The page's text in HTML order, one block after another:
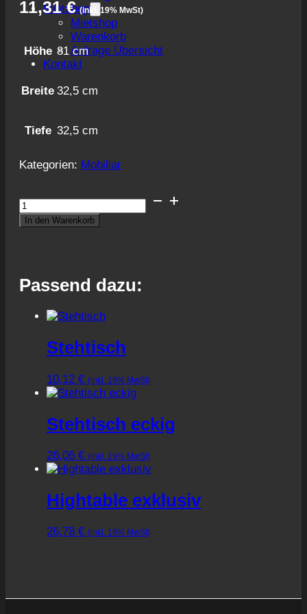
Mietshop
Mietshop
Warenkorb
Anfrage Übersicht
Kontakt
11,31€ (inkl. 19% MwSt)
Höhe 81 cm
Breite 32,5 cm
Tiefe 32,5 cm
Kategorien: Mobiliar
Barhocker
Menge
In den Warenkorb
Passend dazu:
Stehtisch
10,12 € (inkl. 19% MwSt)
Stehtisch eckig
26,06 € (inkl. 19% MwSt)
Hightable exklusiv
26,78 € (inkl. 19% MwSt)